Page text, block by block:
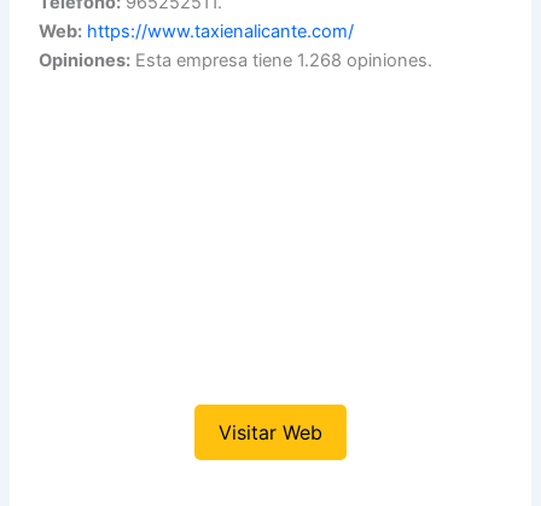
Web: https://www.taxienalicante.com/
Opiniones: Esta empresa tiene 1.268 opiniones.
Visitar Web